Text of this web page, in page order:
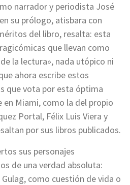
narrador y periodista José
su prólogo, atisbara con
del libro, resalta: esta
que llevan como
la lectura», nada utópico ni
ahora escribe estos
que vota por esta óptima
en Miami, como la del propio
Portal, Félix Luis Viera y
por sus libros publicados.
sus personajes
de una verdad absoluta:
como cuestión de vida o